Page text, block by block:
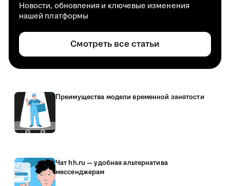
Новости, обновления и ключевые изменения
нашей платформы
Смотреть все статьи
Преимущества модели временной занятости
Чат hh.ru — удобная альтернатива
мессенджерам